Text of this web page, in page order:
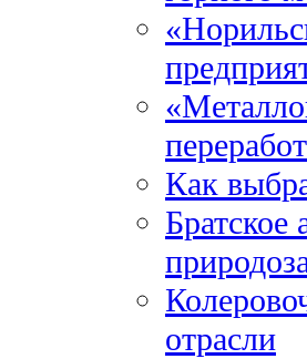
Как
Братское
отрасли